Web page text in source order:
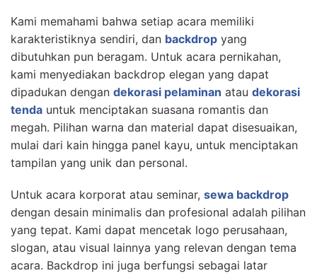
Kami memahami bahwa setiap acara memiliki
karakteristiknya sendiri, dan backdrop yang
dibutuhkan pun beragam. Untuk acara pernikahan,
kami menyediakan backdrop elegan yang dapat
dipadukan dengan dekorasi pelaminan atau dekorasi
tenda untuk menciptakan suasana romantis dan
megah. Pilihan warna dan material dapat disesuaikan,
mulai dari kain hingga panel kayu, untuk menciptakan
tampilan yang unik dan personal.
Untuk acara korporat atau seminar, sewa backdrop
dengan desain minimalis dan profesional adalah pilihan
yang tepat. Kami dapat mencetak logo perusahaan,
slogan, atau visual lainnya yang relevan dengan tema
acara. Backdrop ini juga berfungsi sebagai latar